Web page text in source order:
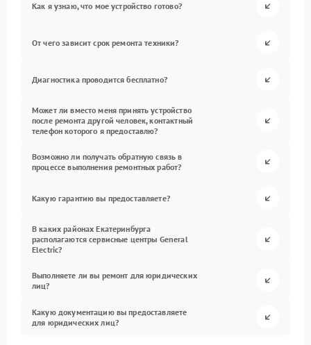
Как я узнаю, что мое устройство готово?
От чего зависит срок ремонта техники?
Диагностика проводится бесплатно?
Может ли вместо меня принять устройство
после ремонта другой человек, контактный
телефон которого я предоставлю?
Возможно ли получать обратную связь в
процессе выполнения ремонтных работ?
Какую гарантию вы предоставляете?
В каких районах Екатеринбурга
располагаются сервисные центры General
Electric?
Выполняете ли вы ремонт для юридических
лиц?
Какую документацию вы предоставляете
для юридических лиц?